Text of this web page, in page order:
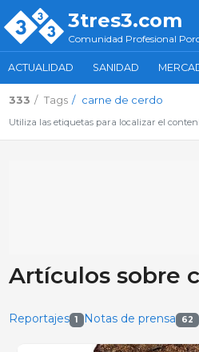
3tres3.com
Comunidad Profesional
ACTUALIDAD SANIDAD
333 Tags carne de cerdo
Utiliza las etiquetas para localizar el
Artículos sobre
Reportajes 1 Notas de prensa 62